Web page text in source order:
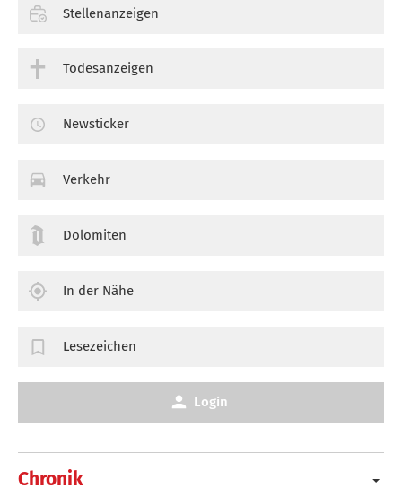
Chronik
Stellenanzeigen
Todesanzeigen
Newsticker
Verkehr
Dolomiten
In der Nähe
Lesezeichen
Login